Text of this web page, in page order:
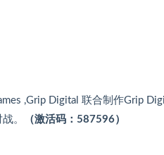
,Grip Digital 联合制作Grip
。
（激活码：587596）